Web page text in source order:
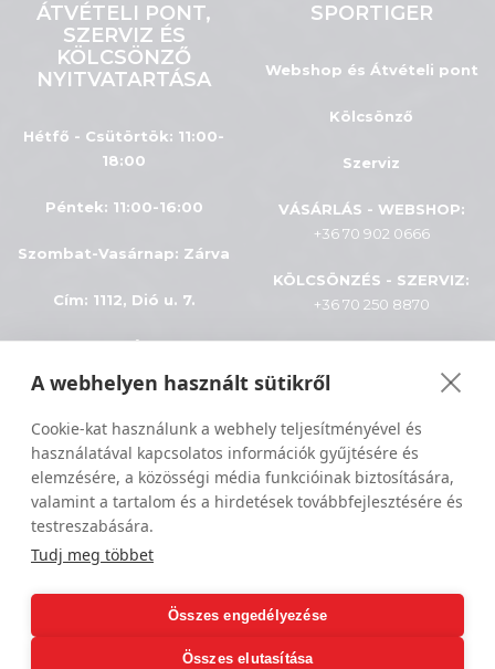
ÁTVÉTELI PONT,
SZERVIZ ÉS
KÖLCSÖNZŐ
NYITVATARTÁSA
Hétfő - Csütörtök: 11:00-
18:00
Péntek: 11:00-16:00
Szombat-Vasárnap: Zárva
Cím: 1112, Dió u. 7.
SPORTIGER
Webshop és Átvételi pont
Kölcsönző
Szerviz
VÁSÁRLÁS - WEBSHOP:
+36 70 902 0666
KÖLCSÖNZÉS - SZERVIZ:
+36 70 250 8870
Adatkezelés
Szállítási feltételek
Sportiger
A webhelyen használt sütikről
Cookie-kat használunk a webhely teljesítményével és
használatával kapcsolatos információk gyűjtésére és
elemzésére, a közösségi média funkcióinak biztosítására,
valamint a tartalom és a hirdetések továbbfejlesztésére és
testreszabására.
Tudj meg többet
Összes engedélyezése
Összes elutasítása